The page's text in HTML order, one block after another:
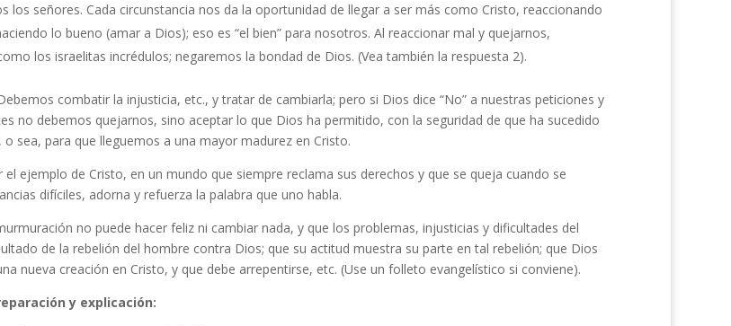
los señores. Cada circunstancia nos da la oportunidad de llegar a ser más como Cristo, reaccionando
lo bueno (amar a Dios); eso es “el bien” para nosotros. Al reaccionar mal y quejarnos,
los israelitas incrédulos; negaremos la bondad de Dios. (Vea también la respuesta 2).
combatir la injusticia, etc., y tratar de cambiarla; pero si Dios dice “No” a nuestras peticiones y
no debemos quejarnos, sino aceptar lo que Dios ha permitido, con la seguridad de que ha sucedido
sea, para que lleguemos a una mayor madurez en Cristo.
el ejemplo de Cristo, en un mundo que siempre reclama sus derechos y que se queja cuando se
difíciles, adorna y refuerza la palabra que uno habla.
no puede hacer feliz ni cambiar nada, y que los problemas, injusticias y dificultades del
de la rebelión del hombre contra Dios; que su actitud muestra su parte en tal rebelión; que Dios
nueva creación en Cristo, y que debe arrepentirse, etc. (Use un folleto evangelístico si conviene).
y explicación: